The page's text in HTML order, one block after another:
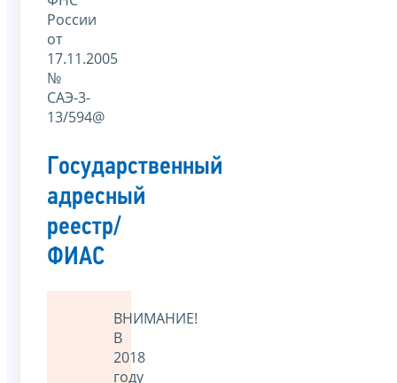
России
от
17.11.2005
№
САЭ-3-
13/594@
Государственный
адресный
реестр/
ФИАС
ВНИМАНИЕ!
В
2018
году